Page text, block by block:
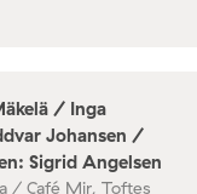
/ Inga
Johansen /
Sigrid Angelsen
/ Café Mir, Toftes